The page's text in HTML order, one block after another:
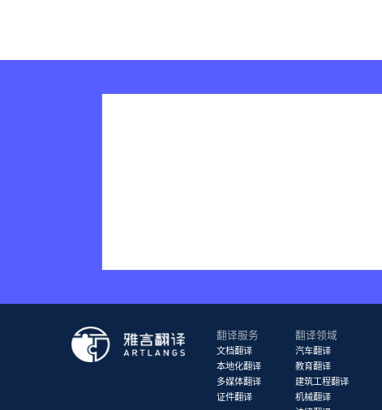
翻译服务
文档翻译
本地化翻译
多媒体翻译
证件翻译
翻译领域
汽车翻译
教育翻译
建筑工程翻译
机械翻译